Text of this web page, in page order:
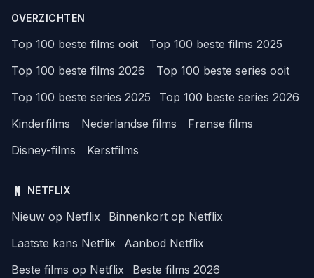
OVERZICHTEN
Top 100 beste films ooit
Top 100 beste films 2025
Top 100 beste films 2026
Top 100 beste series ooit
Top 100 beste series 2025
Top 100 beste series 2026
Kinderfilms
Nederlandse films
Franse films
Disney-films
Kerstfilms
NETFLIX
Nieuw op Netflix
Binnenkort op Netflix
Laatste kans Netflix
Aanbod Netflix
Beste films op Netflix
Beste films 2026